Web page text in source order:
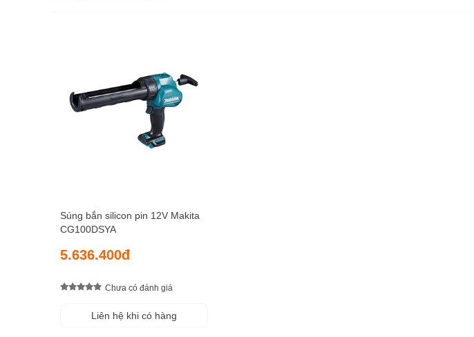
Súng bắn silicon pin 12V Makita
CG100DSYA
5.636.400đ
Chưa có đánh giá
Liên hệ khi có hàng